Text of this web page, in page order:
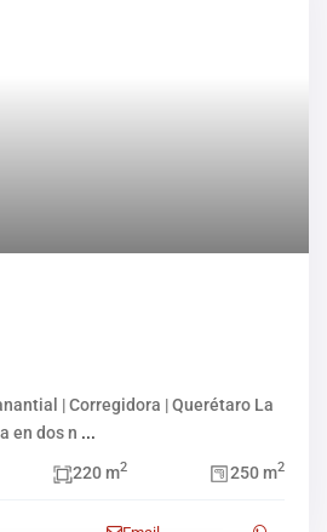
| Corregidora | Querétaro La
en dos n ...
220 m2 250 m2